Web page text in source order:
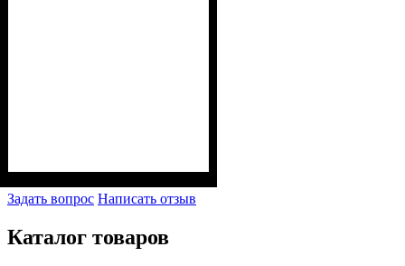
Задать вопрос Написать отзыв
Каталог товаров